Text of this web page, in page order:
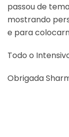
passou de
mostrando
e para
Todo o
Obrigada